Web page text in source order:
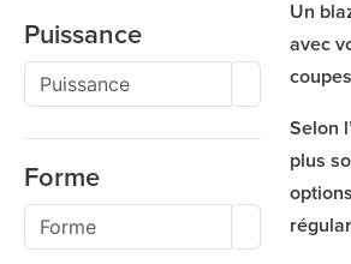
Puissance
Forme
Un
avec
Selon
plus